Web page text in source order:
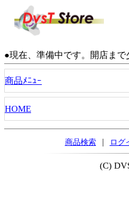
●現在、準備中です。開店まで
商品ﾒﾆｭｰ
HOME
商品検索 | ログ
(C)